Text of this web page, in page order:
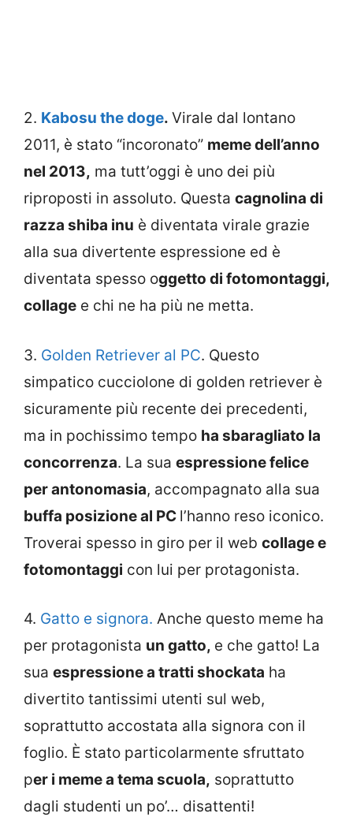
2. Kabosu the doge. Virale dal lontano
2011, è stato “incoronato” meme dell’anno
nel 2013, ma tutt’oggi è uno dei più
riproposti in assoluto. Questa cagnolina di
razza shiba inu è diventata virale grazie
alla sua divertente espressione ed è
diventata spesso oggetto di fotomontaggi,
collage e chi ne ha più ne metta.
3. Golden Retriever al PC. Questo
simpatico cucciolone di golden retriever è
sicuramente più recente dei precedenti,
ma in pochissimo tempo ha sbaragliato la
concorrenza. La sua espressione felice
per antonomasia, accompagnato alla sua
buffa posizione al PC l’hanno reso iconico.
Troverai spesso in giro per il web collage e
fotomontaggi con lui per protagonista.
4. Gatto e signora. Anche questo meme ha
per protagonista un gatto, e che gatto! La
sua espressione a tratti shockata ha
divertito tantissimi utenti sul web,
soprattutto accostata alla signora con il
foglio. È stato particolarmente sfruttato
per i meme a tema scuola, soprattutto
dagli studenti un po’… disattenti!